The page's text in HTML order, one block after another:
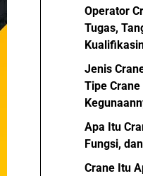
Operator
Tugas,
Jenis
Tipe
Apa Itu
Fungsi,
Crane Itu